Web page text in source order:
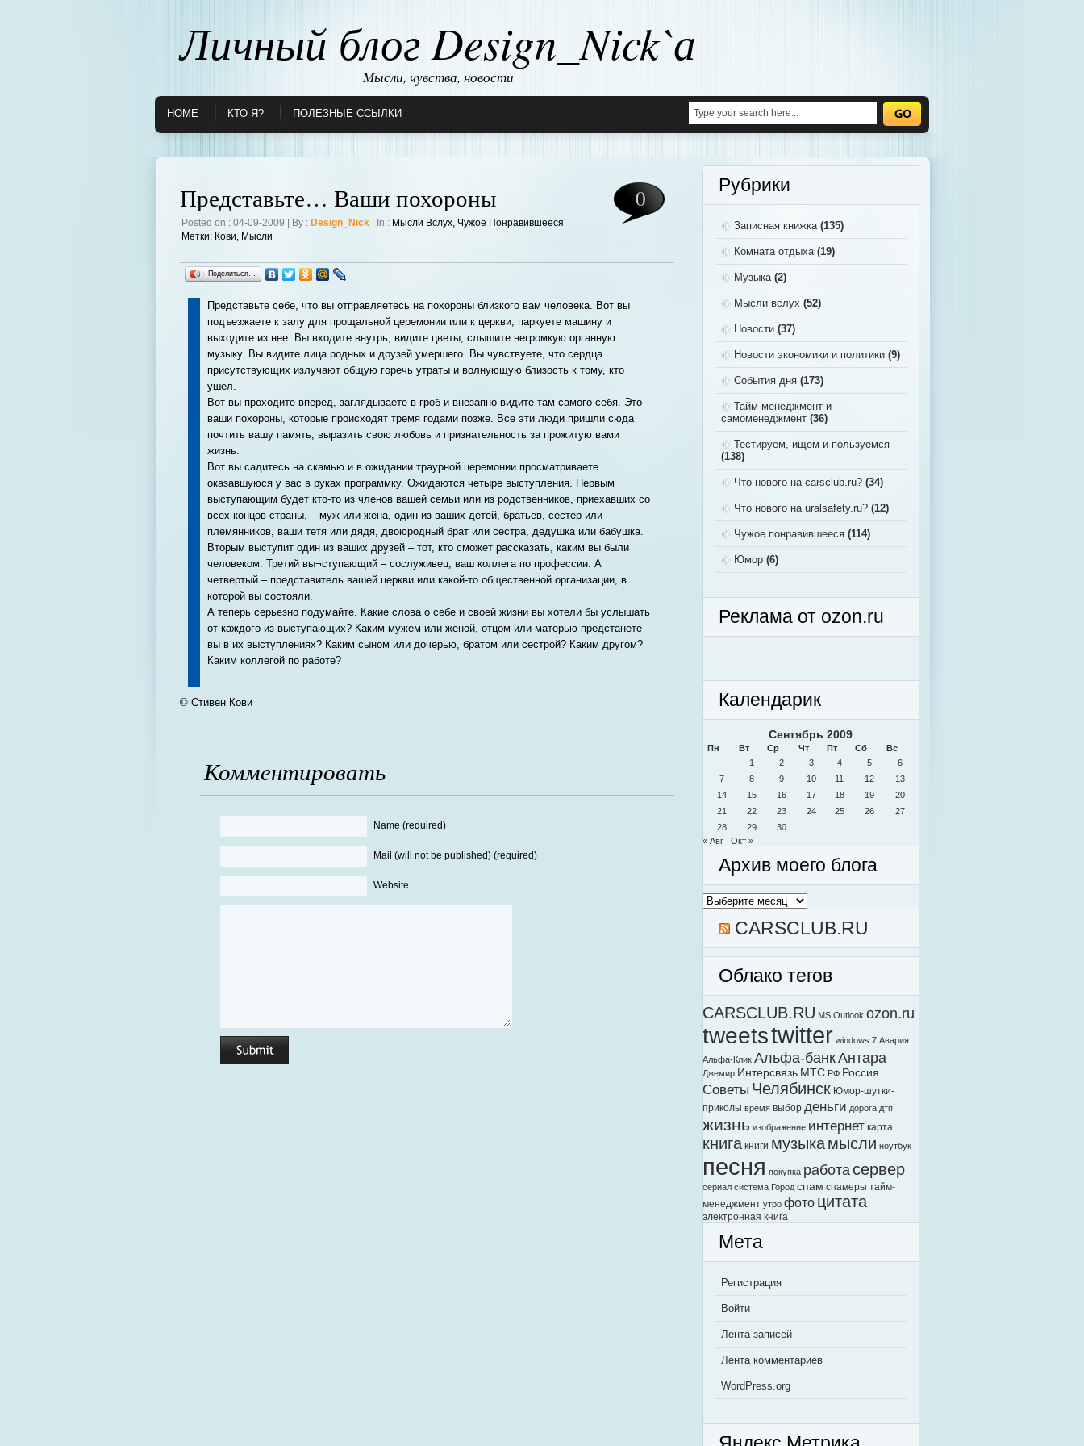
Личный блог Design_Nick`а
Мысли, чувства, новости
HOME КТО Я? ПОЛЕЗНЫЕ ССЫЛКИ
Представьте… Ваши похороны
Posted on : 04-09-2009 | By : Design_Nick | In : Мысли Вслух, Чужое Понравившееся
Метки: Кови, Мысли
0
Поделиться…
Представьте себе, что вы отправляетесь на похороны близкого вам человека. Вот вы
подъезжаете к залу для прощальной церемонии или к церкви, паркуете машину и
выходите из нее. Вы входите внутрь, видите цветы, слышите негромкую органную
музыку. Вы видите лица родных и друзей умершего. Вы чувствуете, что сердца
присутствующих излучают общую горечь утраты и волнующую близость к тому, кто
ушел.
Вот вы проходите вперед, заглядываете в гроб и внезапно видите там самого себя. Это
ваши похороны, которые происходят тремя годами позже. Все эти люди пришли сюда
почтить вашу память, выразить свою любовь и признательность за прожитую вами
жизнь.
Вот вы садитесь на скамью и в ожидании траурной церемонии просматриваете
оказавшуюся у вас в руках программку. Ожидаются четыре выступления. Первым
выступающим будет кто-то из членов вашей семьи или из родственников, приехавших со
всех концов страны, – муж или жена, один из ваших детей, братьев, сестер или
племянников, ваши тетя или дядя, двоюродный брат или сестра, дедушка или бабушка.
Вторым выступит один из ваших друзей – тот, кто сможет рассказать, каким вы были
человеком. Третий вы¬ступающий – сослуживец, ваш коллега по профессии. А
четвертый – представитель вашей церкви или какой-то общественной организации, в
которой вы состояли.
А теперь серьезно подумайте. Какие слова о себе и своей жизни вы хотели бы услышать
от каждого из выступающих? Каким мужем или женой, отцом или матерью предстанете
вы в их выступлениях? Каким сыном или дочерью, братом или сестрой? Каким другом?
Каким коллегой по работе?
© Стивен Кови
Комментировать
Name (required)
Mail (will not be published) (required)
Website
Рубрики
Записная книжка(135)
Комната отдыха(19)
Музыка(2)
Мысли вслух (52)
Новости (37)
Новости экономики и политики (9)
События дня (173)
Тайм-менеджмент и
самоменеджмент (36)
Тестируем, ищем и пользуемся
(138)
Что нового на carsclub.ru? (34)
Что нового на uralsafety.ru? (12)
Чужое понравившееся (114)
Юмор (6)
Реклама от ozon.ru
Календарик
Сентябрь 2009
Пн Вт Ср Чт Пт Сб
Вс
1
2 3 4 5
6
7
8 9 10 11 12
13
14
15 16 17 18 19
20
21
22 23 24 25 26
27
28
29
30
« Авг
Окт »
Архив моего блога
Архив
моего
CARSCLUB.RU
Облако тегов
CARSCLUB.RU MS Outlook ozon.ru
tweetstwitter windows 7 Авария
Альфа-Клик Альфа-банкАнтара
Джемир Интерсвязь МТС РФ Россия
Советы Челябинск Юмор-шутки-
приколы время выбор деньги дорога дтп
жизнь изображение интернет карта
книга книги музыкамысли ноутбук
песня покупка работасервер
сериал система Город спам спамеры тайм-
менеджмент утро фото цитата
электронная книга
Мета
Регистрация
Войти
Лента записей
Лента комментариев
WordPress.org